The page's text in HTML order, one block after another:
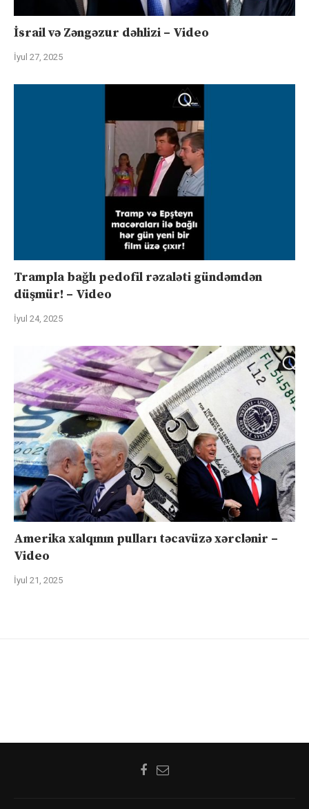
İsrail və Zəngəzur dəhlizi – Video
İyul 27, 2025
Trampla bağlı pedofil rəzaləti gündəmdən
düşmür! – Video
İyul 24, 2025
Amerika xalqının pulları təcavüzə xərclənir –
Video
İyul 21, 2025